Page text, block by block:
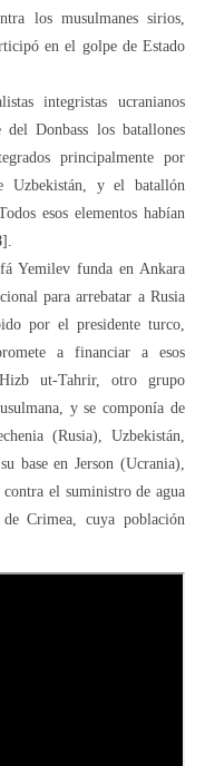
los musulmanes sirios,
en el golpe de Estado
integristas ucranianos
Donbass los batallones
principalmente por
Uzbekistán, y el batallón
esos elementos habían
].
Yemilev funda en Ankara
para arrebatar a Rusia
por el presidente turco,
a financiar a esos
ut-Tahrir, otro grupo
y se componía de
(Rusia), Uzbekistán,
base en Jerson (Ucrania),
el suministro de agua
Crimea, cuya población